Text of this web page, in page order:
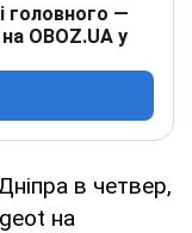
головного —
OBOZ.UA у
в четвер,
на